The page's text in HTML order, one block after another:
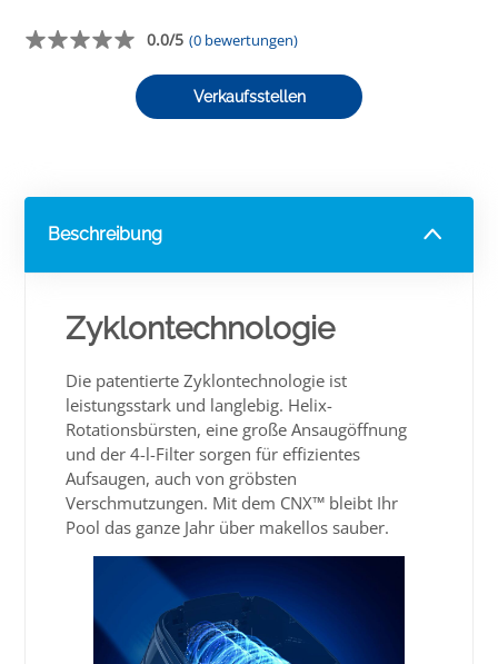
0.0/5 (0 bewertungen)
Verkaufsstellen
Beschreibung
Zyklontechnologie
Die patentierte Zyklontechnologie ist
leistungsstark und langlebig. Helix-
Rotationsbürsten, eine große Ansaugöffnung
und der 4-l-Filter sorgen für effizientes
Aufsaugen, auch von gröbsten
Verschmutzungen. Mit dem CNX™ bleibt Ihr
Pool das ganze Jahr über makellos sauber.